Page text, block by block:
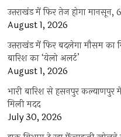
उत्तराखंड में फिर तेज होगा मानसून,
August 1, 2026
उत्तराखंड में फिर बदलेगा मौसम का
बारिश का ‘येलो अलर्ट’
August 1, 2026
भारी बारिश से हसनपुर कल्याणपुर
मिली मदद
July 30, 2026